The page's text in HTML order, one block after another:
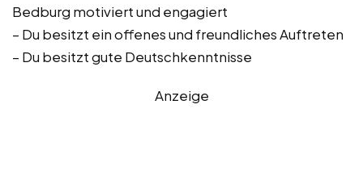
Bedburg motiviert und engagiert
– Du besitzt ein offenes und freundliches Auftreten
– Du besitzt gute Deutschkenntnisse
Anzeige